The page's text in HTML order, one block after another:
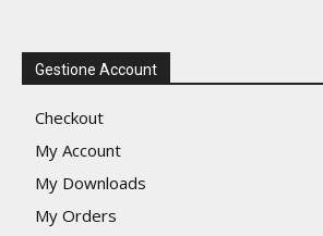
Gestione Account
Checkout
My Account
My Downloads
My Orders